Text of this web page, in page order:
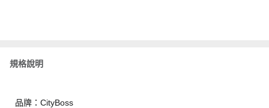
規格說明
品牌：CityBoss